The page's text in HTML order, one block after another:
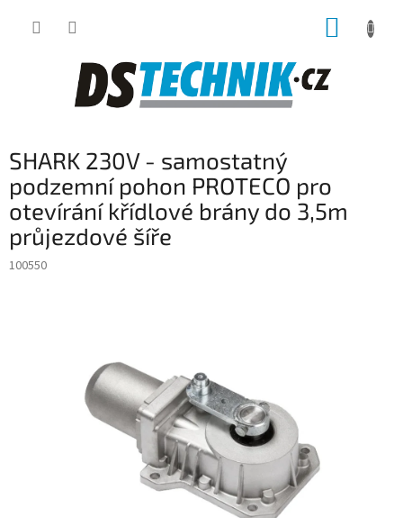
SHARK 230V - samostatný
podzemní pohon PROTECO pro
otevírání křídlové brány do 3,5m
průjezdové šíře
100550